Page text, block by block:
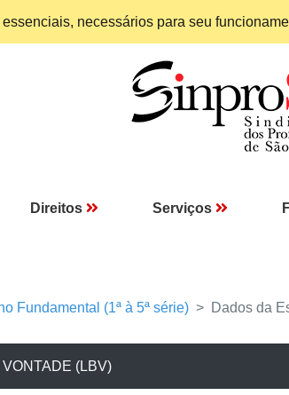
necessários para seu
Direitos Serviços
Fundamental (1ª à 5ª série) Dados da
(LBV)